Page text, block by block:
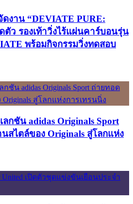
ดงาน “DEVIATE PURE:
ตัว รองเท้าวิ่งไร้แผ่นคาร์บอนรุ่น
พร้อมกิจกรรมวิ่งทดสอบ
กชัน adidas Originals Sport
สไตล์ของ Originals สู่โลกแห่ง